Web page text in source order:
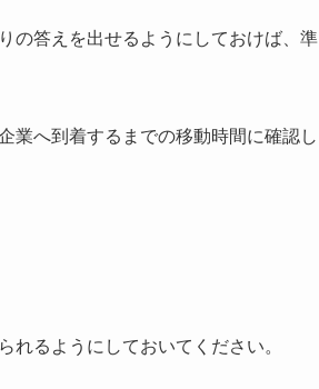
の答えを出せるようにしておけば、準
業へ到着するまでの移動時間に確認し
るようにしておいてください。